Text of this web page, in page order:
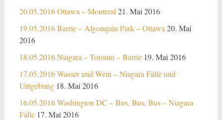
20.05.2016 Ottawa – Montreal 21. Mai 2016
19.05.2016 Barrie – Algonquin Park – Ottawa 20. Mai
2016
18.05.2016 Niagara – Toronto – Barrie 19. Mai 2016
17.05.2016 Wasser und Wein – Niagara Fälle und
Umgebung 18. Mai 2016
16.05.2016 Washington DC – Bus, Bus, Bus – Niagara
Fälle 17. Mai 2016